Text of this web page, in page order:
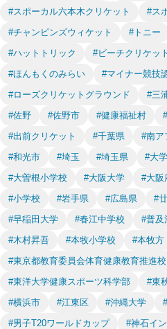
#スポーカル六本木クリケット
#ス
#チャンピンズウィケット
#トニー
#ハットトリック
#ビーチクリケット
#ほんもくのみらい
#マイナー競技
#ローズクリケットグラウンド
#三
#佐野
#佐野市 #健康福祉村
#出前クリケット
#千葉県 #南ア
#和光市
#埼玉 #埼玉県 #大
#大曽根小学校
#大阪大学 #大阪
#小学校
#岩手県 #広島県 #
#早稲田大学
#春江中学校 #普及
#木村昇吾
#本牧小学校 #本牧方
#東京都教育委員会体育健康教育推進校
#東洋大学健康スポーツ科学部
#東
#横浜市
#江東区 #沖縄大学
#男子T20ワールドカップ
#神石イ